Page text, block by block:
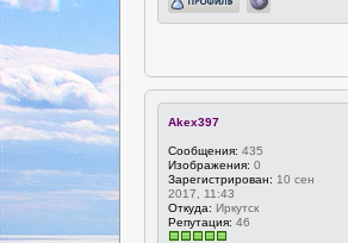
Akex397
Сообщения: 435
Изображения: 0
Зарегистрирован: 10 сен
2017, 11:43
Откуда: Иркутск
Репутация: 46